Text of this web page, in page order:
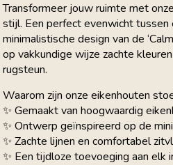
Transformeer jouw ruimte met
stijl. Een perfect evenwicht
minimalistische design van de
op vakkundige wijze zachte
rugsteun.
Waarom zijn onze eikenhouten
✨ Gemaakt van hoogwaardig
✨ Ontwerp geïnspireerd op de
✨ Zachte lijnen en comfortabel
✨ Een tijdloze toevoeging aan elk